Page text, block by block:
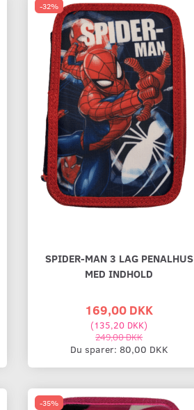
-32%
SPIDER-MAN 3 LAG PENALHUS
MED INDHOLD
169,00 DKK
(135,20 DKK)
249,00 DKK
Du sparer: 80,00 DKK
-35%